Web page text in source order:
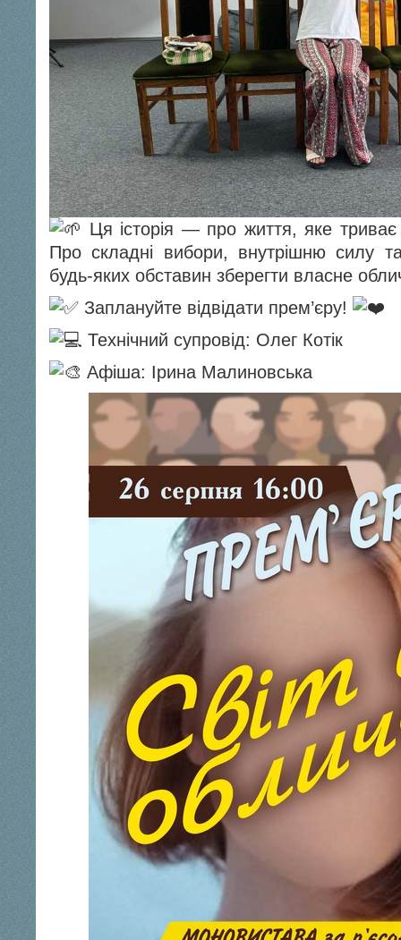
Ця історія — про життя, яке
Про складні вибори, внутрішню силу
будь-яких обставин зберегти власне
Заплануйте відвідати прем’єру!
Технічний супровід: Олег Котік
Афіша: Ірина Малиновська